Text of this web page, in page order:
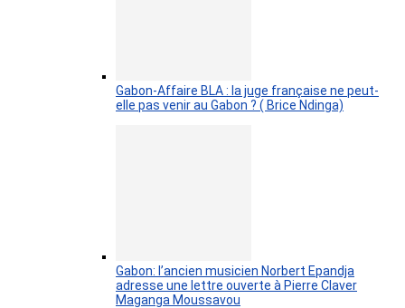
Gabon-Affaire BLA : la juge française ne peut-
elle pas venir au Gabon ? ( Brice Ndinga)
Gabon: l’ancien musicien Norbert Epandja
adresse une lettre ouverte à Pierre Claver
Maganga Moussavou